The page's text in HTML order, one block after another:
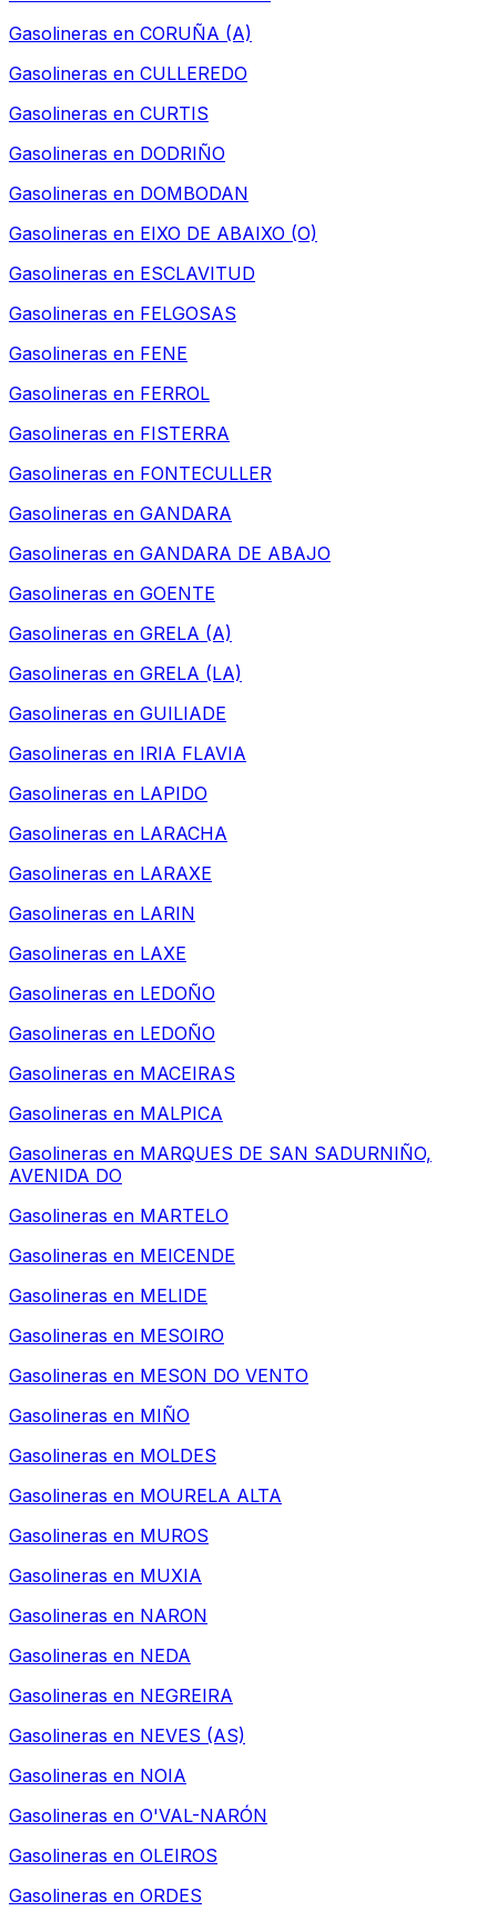
Gasolineras en CORUÑA (A)
Gasolineras en CULLEREDO
Gasolineras en CURTIS
Gasolineras en DODRIÑO
Gasolineras en DOMBODAN
Gasolineras en EIXO DE ABAIXO (O)
Gasolineras en ESCLAVITUD
Gasolineras en FELGOSAS
Gasolineras en FENE
Gasolineras en FERROL
Gasolineras en FISTERRA
Gasolineras en FONTECULLER
Gasolineras en GANDARA
Gasolineras en GANDARA DE ABAJO
Gasolineras en GOENTE
Gasolineras en GRELA (A)
Gasolineras en GRELA (LA)
Gasolineras en GUILIADE
Gasolineras en IRIA FLAVIA
Gasolineras en LAPIDO
Gasolineras en LARACHA
Gasolineras en LARAXE
Gasolineras en LARIN
Gasolineras en LAXE
Gasolineras en LEDOÑO
Gasolineras en LEDOÑO
Gasolineras en MACEIRAS
Gasolineras en MALPICA
Gasolineras en MARQUES DE SAN SADURNIÑO,
AVENIDA DO
Gasolineras en MARTELO
Gasolineras en MEICENDE
Gasolineras en MELIDE
Gasolineras en MESOIRO
Gasolineras en MESON DO VENTO
Gasolineras en MIÑO
Gasolineras en MOLDES
Gasolineras en MOURELA ALTA
Gasolineras en MUROS
Gasolineras en MUXIA
Gasolineras en NARON
Gasolineras en NEDA
Gasolineras en NEGREIRA
Gasolineras en NEVES (AS)
Gasolineras en NOIA
Gasolineras en O'VAL-NARÓN
Gasolineras en OLEIROS
Gasolineras en ORDES